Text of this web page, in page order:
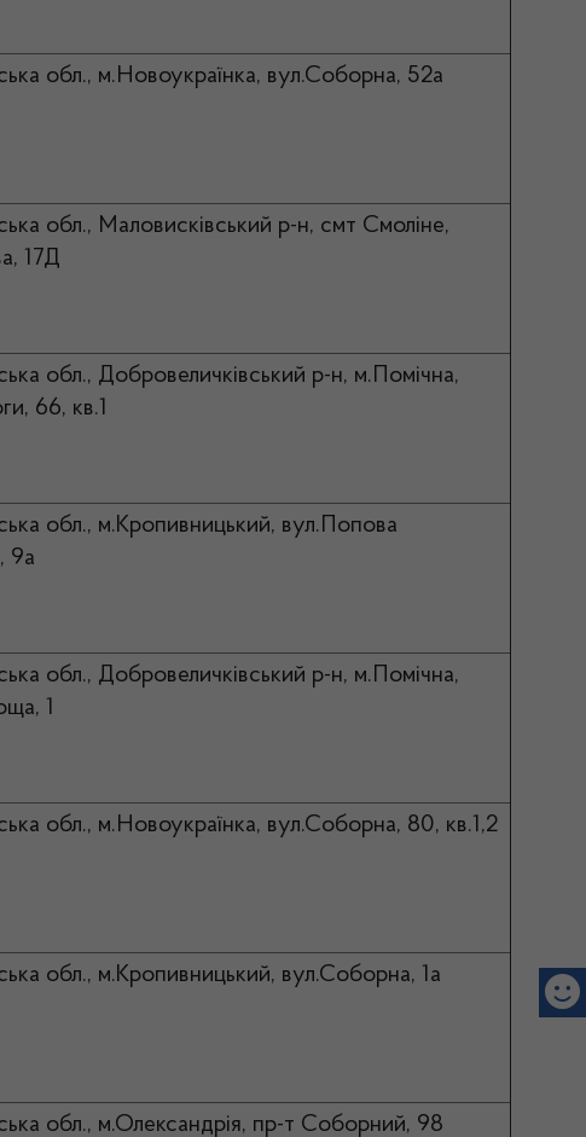
обл., м.Новоукраїнка, вул.Соборна, 52а
обл., Маловисківський р-н, смт Смоліне,
17Д
обл., Добровеличківський р-н, м.Помічна,
66, кв.1
обл., м.Кропивницький, вул.Попова
9а
обл., Добровеличківський р-н, м.Помічна,
1
обл., м.Новоукраїнка, вул.Соборна, 80, кв.1,2
обл., м.Кропивницький, вул.Соборна, 1а
обл., м.Олександрія, пр-т Соборний, 98